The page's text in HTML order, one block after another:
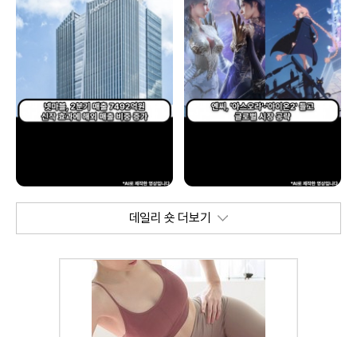
데일리 숏 더보기